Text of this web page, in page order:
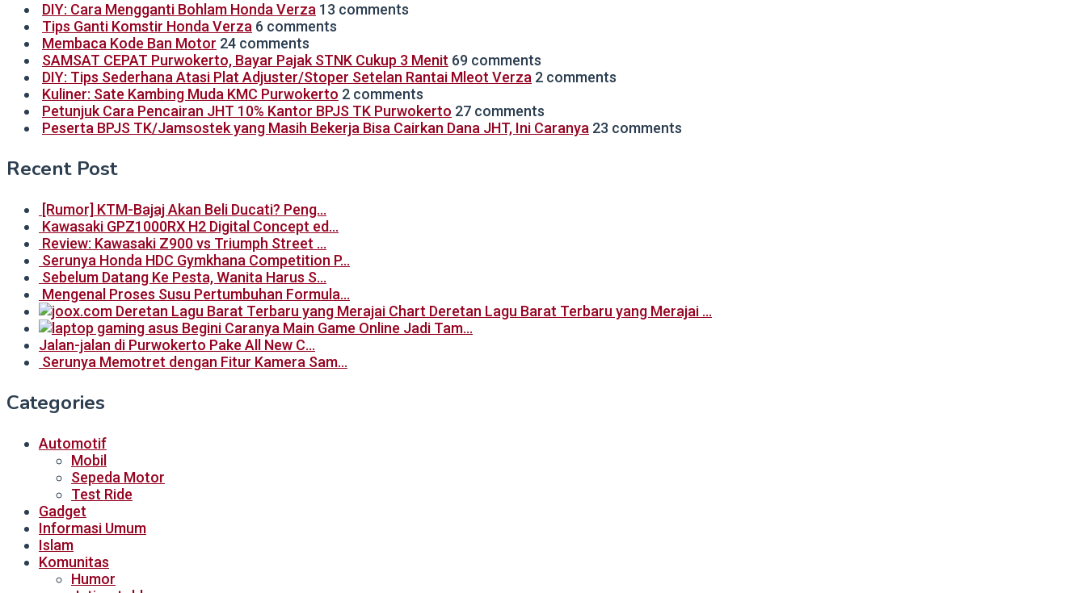
DIY: Cara Mengganti Bohlam Honda Verza 13 comments
Tips Ganti Komstir Honda Verza 6 comments
Membaca Kode Ban Motor 24 comments
SAMSAT CEPAT Purwokerto, Bayar Pajak STNK Cukup 3 Menit 69 comments
DIY: Tips Sederhana Atasi Plat Adjuster/Stoper Setelan Rantai Mleot Verza 2 comments
Kuliner: Sate Kambing Muda KMC Purwokerto 2 comments
Petunjuk Cara Pencairan JHT 10% Kantor BPJS TK Purwokerto 27 comments
Peserta BPJS TK/Jamsostek yang Masih Bekerja Bisa Cairkan Dana JHT, Ini Caranya 23 comments
Recent Post
[Rumor] KTM-Bajaj Akan Beli Ducati? Peng…
Kawasaki GPZ1000RX H2 Digital Concept ed…
Review: Kawasaki Z900 vs Triumph Street …
Serunya Honda HDC Gymkhana Competition P…
Sebelum Datang Ke Pesta, Wanita Harus S…
Mengenal Proses Susu Pertumbuhan Formula…
Deretan Lagu Barat Terbaru yang Merajai …
Begini Caranya Main Game Online Jadi Tam…
Jalan-jalan di Purwokerto Pake All New C…
Serunya Memotret dengan Fitur Kamera Sam…
Categories
Automotif
Mobil
Sepeda Motor
Test Ride
Gadget
Informasi Umum
Islam
Komunitas
Humor